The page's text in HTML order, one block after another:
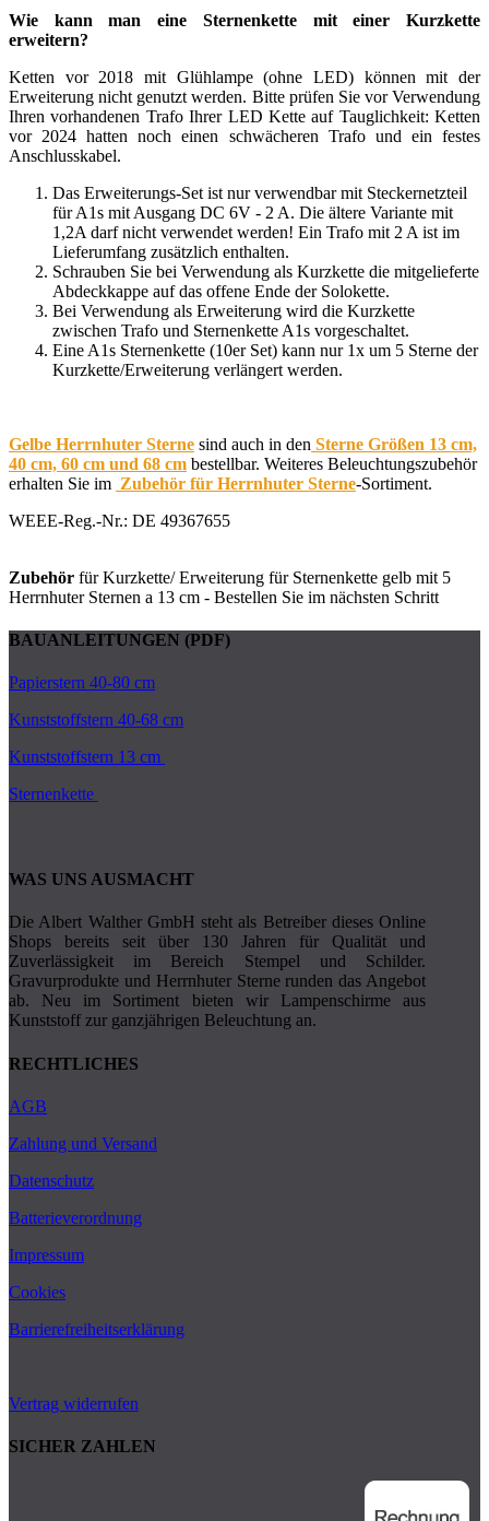
Wie kann man eine Sternenkette mit einer Kurzkette
erweitern?
Ketten vor 2018 mit Glühlampe (ohne LED) können mit der
Erweiterung nicht genutzt werden. Bitte prüfen Sie vor Verwendung
Ihren vorhandenen Trafo Ihrer LED Kette auf Tauglichkeit: Ketten
vor 2024 hatten noch einen schwächeren Trafo und ein festes
Anschlusskabel.
Das Erweiterungs-Set ist nur verwendbar mit Steckernetzteil
für A1s mit Ausgang DC 6V - 2 A. Die ältere Variante mit
1,2A darf nicht verwendet werden! Ein Trafo mit 2 A ist im
Lieferumfang zusätzlich enthalten.
Schrauben Sie bei Verwendung als Kurzkette die mitgelieferte
Abdeckkappe auf das offene Ende der Solokette.
Bei Verwendung als Erweiterung wird die Kurzkette
zwischen Trafo und Sternenkette A1s vorgeschaltet.
Eine A1s Sternenkette (10er Set) kann nur 1x um 5 Sterne der
Kurzkette/Erweiterung verlängert werden.
Gelbe Herrnhuter Sterne sind auch in den Sterne Größen 13 cm,
40 cm, 60 cm und 68 cm bestellbar. Weiteres Beleuchtungszubehör
erhalten Sie im Zubehör für Herrnhuter Sterne-Sortiment.
WEEE-Reg.-Nr.: DE 49367655
Zubehör für Kurzkette/ Erweiterung für Sternenkette gelb mit 5
Herrnhuter Sternen a 13 cm - Bestellen Sie im nächsten Schritt
BAUANLEITUNGEN (PDF)
Papierstern 40-80 cm
Kunststoffstern 40-68 cm
Kunststoffstern 13 cm
Sternenkette
WAS UNS AUSMACHT
Die Albert Walther GmbH steht als Betreiber dieses Online
Shops bereits seit über 130 Jahren für Qualität und
Zuverlässigkeit im Bereich Stempel und Schilder.
Gravurprodukte und Herrnhuter Sterne runden das Angebot
ab. Neu im Sortiment bieten wir Lampenschirme aus
Kunststoff zur ganzjährigen Beleuchtung an.
RECHTLICHES
AGB
Zahlung und Versand
Datenschutz
Batterieverordnung
Impressum
Cookies
Barrierefreiheitserklärung
Vertrag widerrufen
SICHER ZAHLEN